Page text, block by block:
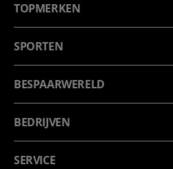
TOPMERKEN
SPORTEN
BESPAARWERELD
BEDRIJVEN
SERVICE